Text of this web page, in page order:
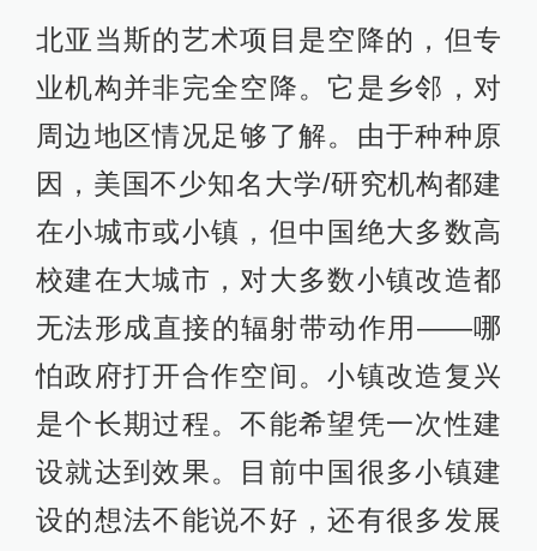
北亚当斯的艺术项目是空降的，但专
业机构并非完全空降。它是乡邻，对
周边地区情况足够了解。由于种种原
因，美国不少知名大学/研究机构都建
在小城市或小镇，但中国绝大多数高
校建在大城市，对大多数小镇改造都
无法形成直接的辐射带动作用——哪
怕政府打开合作空间。小镇改造复兴
是个长期过程。不能希望凭一次性建
设就达到效果。目前中国很多小镇建
设的想法不能说不好，还有很多发展